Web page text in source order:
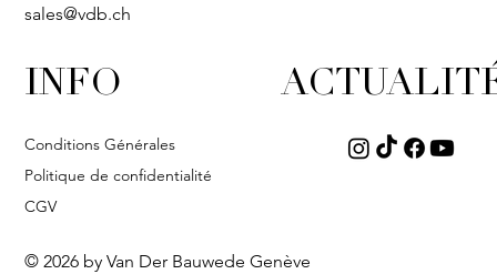
sales@vdb.ch
INFO
Conditions Générales
Politique de confidentialité
CGV
© 2026 by Van Der Bauwede Genève